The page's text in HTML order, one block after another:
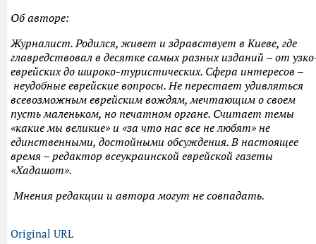
Об авторе:
Журналист. Родился, живет и здравствует в Киеве, где
главредствовал в десятке самых разных изданий – от
еврейских до широко-туристических. Сфера интересов –
неудобные еврейские вопросы. Не перестает удивляться
всевозможным еврейским вождям, мечтающим о своем
пусть маленьком, но печатном органе. Считает темы
«какие мы великие» и «за что нас все не любят» не
единственными, достойными обсуждения. В настоящее
время – редактор всеукраинской еврейской газеты
«Хадашот».
Мнения редакции и автора могут не совпадать.
Original URL